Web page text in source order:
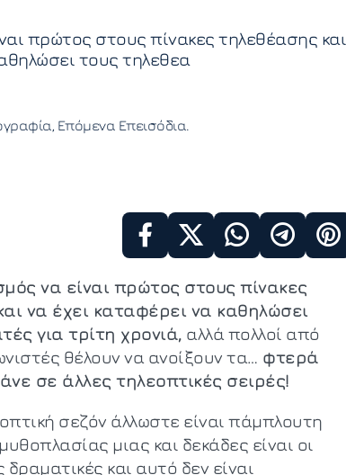
πρώτος στους πίνακες τηλεθέασης και
τους τηλεθεα
Επόμενα Επεισόδια
να είναι πρώτος στους πίνακες
να έχει καταφέρει να καθηλώσει
για τρίτη χρονιά, αλλά πολλοί από
θέλουν να ανοίξουν τα… φτερά
σε άλλες τηλεοπτικές σειρές!
σεζόν άλλωστε είναι πάμπλουτη
μιας και δεκάδες είναι οι
δραματικές και αυτό δεν είναι